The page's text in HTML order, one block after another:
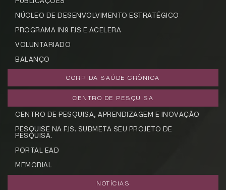
NÚCLEO DE DESENVOLVIMENTO ESTRATÉGICO
PROGRAMA IN9 FJS E ACELERA
VOLUNTARIADO
BALANÇO
CORRIDA SAÚDE CRÔNICA
CENTRO DE PESQUISA
CENTRO DE PESQUISA, APRENDIZAGEM E INOVAÇÃO
PESQUISE NA FJS. SUBMETA SEU PROJETO DE
PESQUISA.
PORTAL EAD
MEMORIAL
NOTÍCIAS